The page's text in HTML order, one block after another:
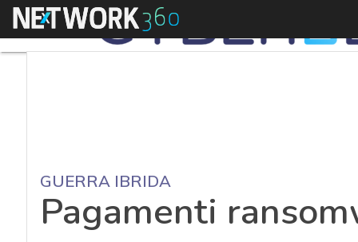
Menu
GUERRA IBRIDA
Pagamenti